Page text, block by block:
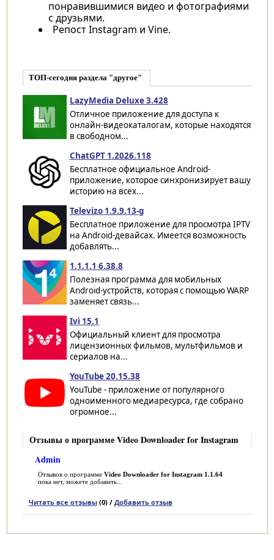
понравившимися видео и фотографиями
с друзьями.
Репост Instagram и Vine.
ТОП-сегодня раздела "другое"
LazyMedia Deluxe 3.428
Отличное приложение для доступа к
онлайн-видеокаталогам, которые находятся
в свободном...
ChatGPT 1.2026.118
Бесплатное официальное Android-
приложение, которое синхронизирует вашу
историю на всех...
Televizo 1.9.9.13-g
Бесплатное приложение для просмотра IPTV
на Android-девайсах. Имеется возможность
добавлять...
1.1.1.1 6.38.8
Полезная программа для мобильных
Android-устройств, которая с помощью WARP
заменяет связь...
Ivi 15.1
Официальный клиент для просмотра
лицензионных фильмов, мультфильмов и
сериалов на...
YouTube 20.15.38
YouTube - приложение от популярного
одноименного медиаресурса, где собрано
огромное...
Отзывы о программе Video Downloader for Instagram
Admin
Отзывов о программе Video Downloader for Instagram 1.1.64
пока нет, можете добавить...
Читать все отзывы(0) / Добавить отзыв